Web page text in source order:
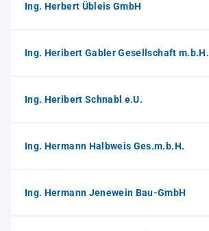
Ing. Herbert Übleis GmbH
Ing. Heribert Gabler Gesellschaft m.b.H.
Ing. Heribert Schnabl e.U.
Ing. Hermann Halbweis Ges.m.b.H.
Ing. Hermann Jenewein Bau-GmbH